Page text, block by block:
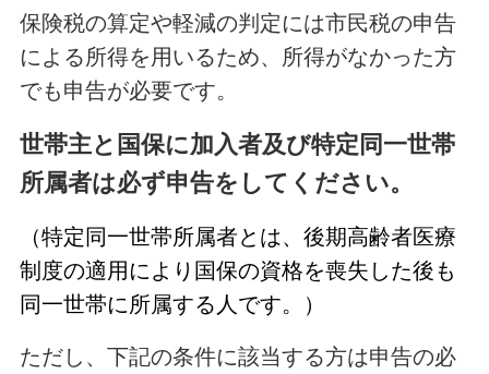
保険税の算定や軽減の判定には市民税の申告
による所得を用いるため、所得がなかった方
でも申告が必要です。
世帯主と国保に加入者及び特定同一世帯
所属者は必ず申告をしてください。
（特定同一世帯所属者とは、後期高齢者医療
制度の適用により国保の資格を喪失した後も
同一世帯に所属する人です。）
ただし、下記の条件に該当する方は申告の必